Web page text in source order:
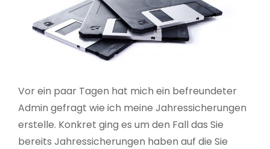
Vor ein paar Tagen hat mich ein befreundeter
Admin gefragt wie ich meine Jahressicherungen
erstelle. Konkret ging es um den Fall das Sie
bereits Jahressicherungen haben auf die Sie